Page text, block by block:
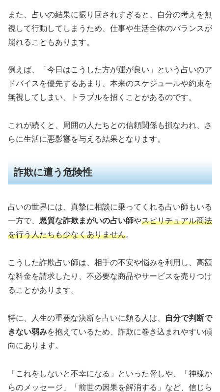
また、占いの結果に振り回されすぎると、自分の考えを無
視して行動してしまうため、仕事や生活全体のバランスが
崩れることもあります。
例えば、「今日はこうした方が運が良い」という占いのア
ドバイスを優先するあまり、本来のスケジュールや約束を
無視してしまい、トラブルを招くことがあるのです。
これが続くと、周囲の人たちとの信頼関係も損なわれ、さ
らに生活に悪影響を与える結果となります。
詐欺に遭う危険性
占いの世界には、真摯に相談に乗ってくれる占い師もいる
一方で、 悪質な詐欺まがいの占い師やスピリチュアル商法
を行う人たちも少なくありません。
こうした詐欺占い師は、相手の不安や悩みを利用し、高額
な料金を請求したり、不必要な商品やサービスを売りつけ
ることがあります。
特に、人生の重要な決断を占いに頼る人は、
自分で判断で
きない弱みを抱えているため、詐欺に巻き込まれやすい傾
向にあります。
「これをしないと不幸になる」といった脅しや、「神様か
らのメッセージ」「前世の因果を解消する」など、信じら